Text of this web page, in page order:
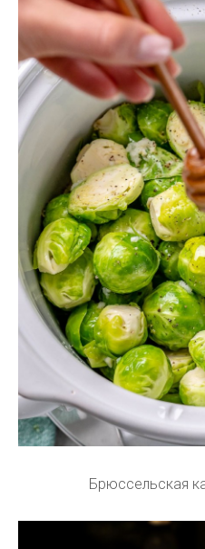
Брюссельская